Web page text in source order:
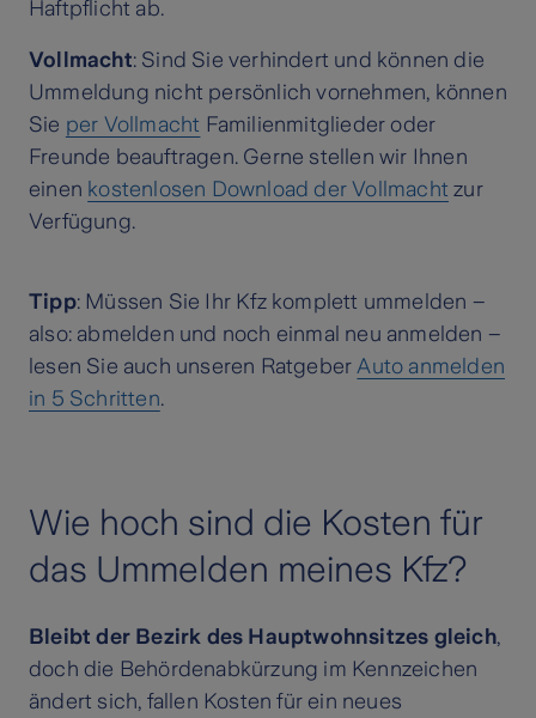
Haftpflicht ab.
Vollmacht: Sind Sie verhindert und können die
Ummeldung nicht persönlich vornehmen, können
Sie per Vollmacht Familienmitglieder oder
Freunde beauftragen. Gerne stellen wir Ihnen
einen kostenlosen Download der Vollmacht zur
Verfügung.
Tipp: Müssen Sie Ihr Kfz komplett ummelden –
also: abmelden und noch einmal neu anmelden –
lesen Sie auch unseren Ratgeber Auto anmelden
in 5 Schritten.
Wie hoch sind die Kosten für
das Ummelden meines Kfz?
Bleibt der Bezirk des Hauptwohnsitzes gleich,
doch die Behördenabkürzung im Kennzeichen
ändert sich, fallen Kosten für ein neues